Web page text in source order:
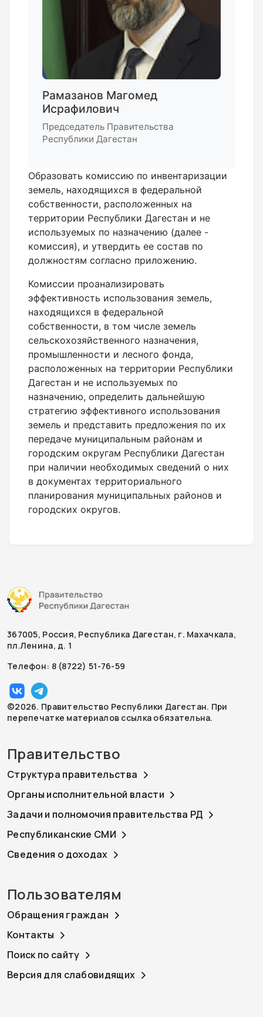
Рамазанов Магомед
Исрафилович
Председатель Правительства
Республики Дагестан
Образовать комиссию по инвентаризации
земель, находящихся в федеральной
собственности, расположенных на
территории Республики Дагестан и не
используемых по назначению (далее -
комиссия), и утвердить ее состав по
должностям согласно приложению.
Комиссии проанализировать
эффективность использования земель,
находящихся в федеральной
собственности, в том числе земель
сельскохозяйственного назначения,
промышленности и лесного фонда,
расположенных на территории Республики
Дагестан и не используемых по
назначению, определить дальнейшую
стратегию эффективного использования
земель и представить предложения по их
передаче муниципальным районам и
городским округам Республики Дагестан
при наличии необходимых сведений о них
в документах территориального
планирования муниципальных районов и
городских округов.
367005, Россия, Республика Дагестан, г. Махачкала,
пл.Ленина, д. 1
Телефон: 8 (8722) 51-76-59
©2026. Правительство Республики Дагестан. При
перепечатке материалов ссылка обязательна.
Правительство
Структура правительства
Органы исполнительной власти
Задачи и полномочия правительства РД
Республиканские СМИ
Сведения о доходах
Пользователям
Обращения граждан
Контакты
Поиск по сайту
Версия для слабовидящих